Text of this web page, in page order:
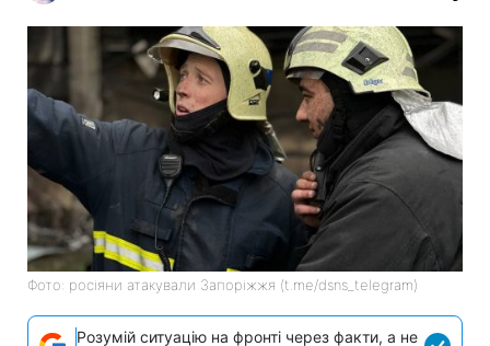
Фото: росіяни атакували Запоріжжя (t.me/dsns_telegram)
Розумій ситуацію на фронті через факти, а не